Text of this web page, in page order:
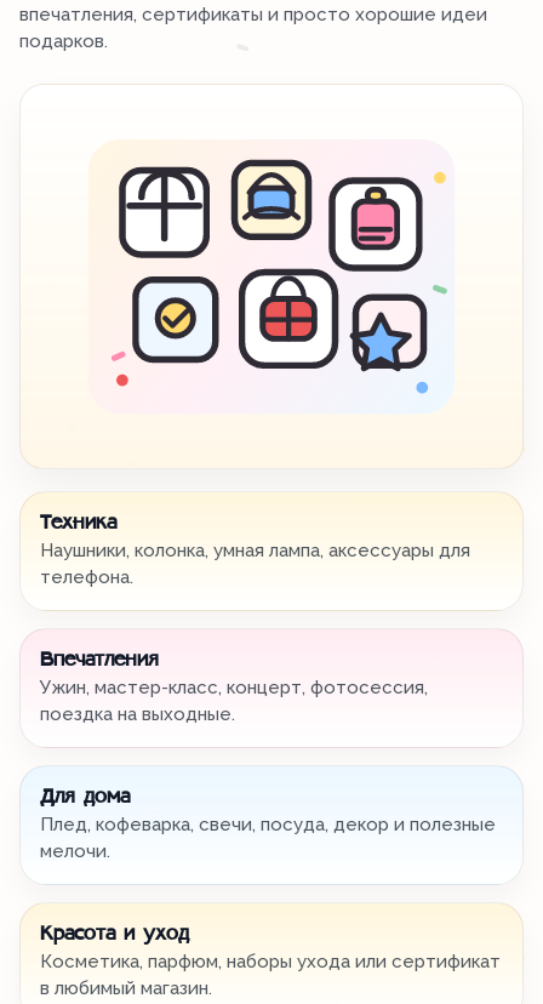
впечатления, сертификаты и просто хорошие идеи
подарков.
Техника
Наушники, колонка, умная лампа, аксессуары для
телефона.
Впечатления
Ужин, мастер-класс, концерт, фотосессия,
поездка на выходные.
Для дома
Плед, кофеварка, свечи, посуда, декор и полезные
мелочи.
Красота и уход
Косметика, парфюм, наборы ухода или сертификат
в любимый магазин.